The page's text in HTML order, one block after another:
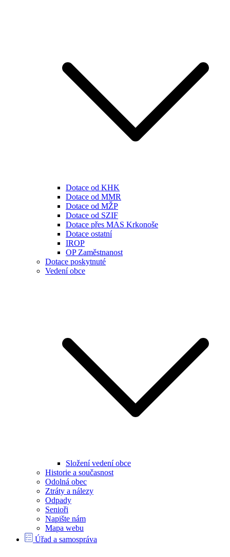
Dotace od KHK
Dotace od MMR
Dotace od MŽP
Dotace od SZIF
Dotace přes MAS Krkonoše
Dotace ostatní
IROP
OP Zaměstnanost
Dotace poskytnuté
Vedení obce
Složení vedení obce
Historie a současnost
Odolná obec
Ztráty a nálezy
Odpady
Senioři
Napište nám
Mapa webu
Úřad a samospráva